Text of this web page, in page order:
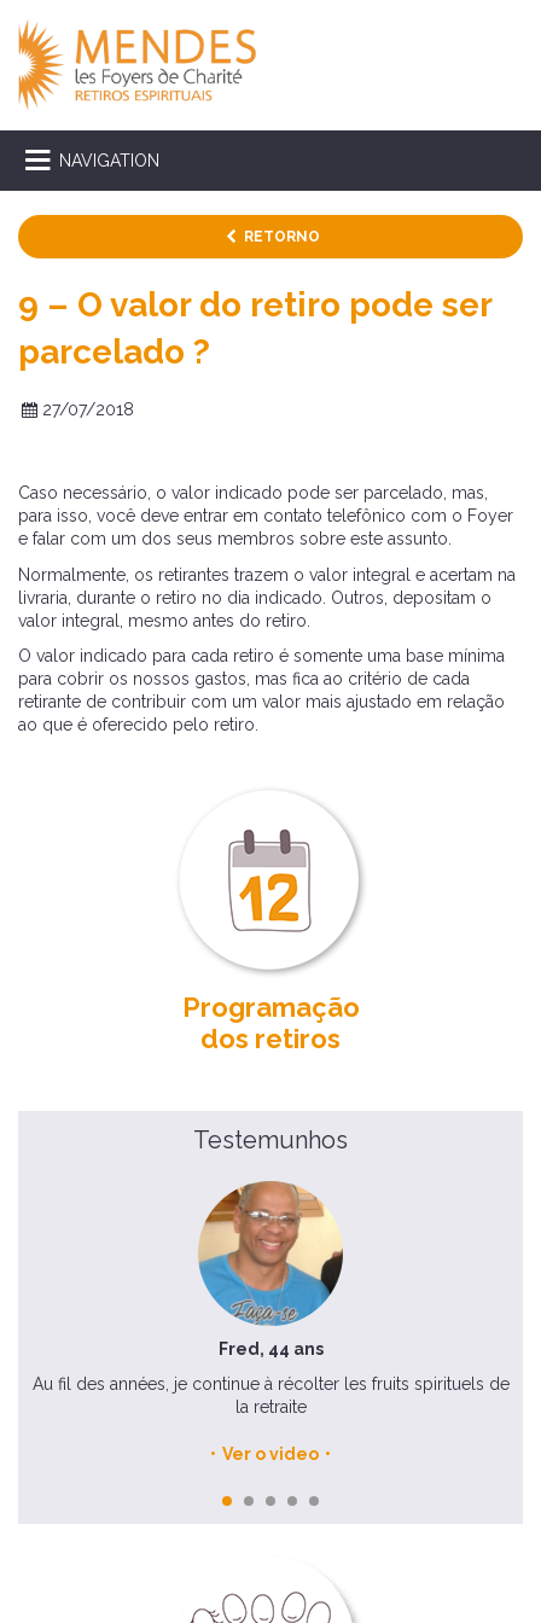
NAVIGATION
RETORNO
9 – O valor do retiro pode ser
parcelado ?
27/07/2018
Caso necessário, o valor indicado pode ser parcelado, mas,
para isso, você deve entrar em contato telefônico com o Foyer
e falar com um dos seus membros sobre este assunto.
Normalmente, os retirantes trazem o valor integral e acertam na
livraria, durante o retiro no dia indicado. Outros, depositam o
valor integral, mesmo antes do retiro.
O valor indicado para cada retiro é somente uma base mínima
para cobrir os nossos gastos, mas fica ao critério de cada
retirante de contribuir com um valor mais ajustado em relação
ao que é oferecido pelo retiro.
Programação
dos retiros
Testemunhos
Fred, 44 ans
Au fil des années, je continue à récolter les fruits spirituels de
la retraite
Ver o video